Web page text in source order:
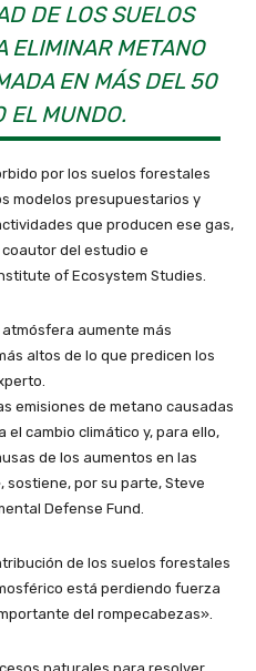
DE LOS SUELOS
ELIMINAR METANO
EN MÁS DEL 50
EL MUNDO.
por los suelos forestales
modelos presupuestarios y
que producen ese gas,
del estudio e
of Ecosystem Studies.
aumente más
altos de lo que predicen los
emisiones de metano causadas
cambio climático y, para ello,
de los aumentos en las
por su parte, Steve
Defense Fund.
de los suelos forestales
está perdiendo fuerza
del rompecabezas».